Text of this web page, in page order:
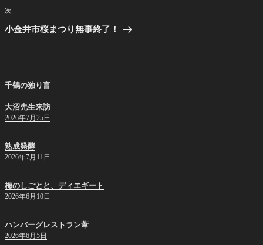
ビ
ゲ
ン
稿
次
の
次
小金井市桜まつり無事終了！
千鶴の独り言
大沼先生来訪
2026年7月25日
熟成発酵
2026年7月11日
梅のしごとと、ディエギート
2026年6月10日
ハンバーグレストラン葦
2026年6月5日